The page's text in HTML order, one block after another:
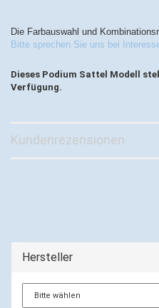
Die Farbauswahl und
Bitte sprechen Sie uns bei
Dieses Podium Sattel Modell
Verfügung.
Kundenrezensionen
Hersteller